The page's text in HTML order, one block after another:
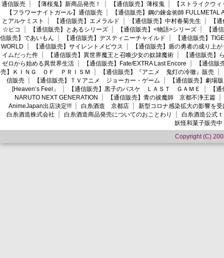
通信販売
【薄桜鬼】新商品発売！ 【通信販売】薄桜鬼
【ストライクウ
【フラワーナイトガール】通信販売
【通信販売】鋼の錬金術師 FULLMETAL
とアルケミスト
【通信販売】エメラルド 【通信販売】中村春菊先生
【
☆ピコ
【通信販売】とあるシリーズ 【通信販売】<物語>シリーズ
【通
信販売】であいもん
【通信販売】デスティニーチャイルド
【通信販売】
WORLD
【通信販売】サイレントメビウス
【通信販売】盾の勇者の成り上が
イムだった件
【通信販売】異世界魔王と召喚少女の奴隷魔術
【通信販売】
ゼロから始める異世界生活
【通信販売】Fate/EXTRA Last Encore
【通信
売】ＫＩＮＧ ＯＦ ＰＲＩＳＭ
【通信販売】『アニメ 鬼灯の冷徹』販売
信販売
【通信販売】ＴＶアニメ ジョーカー・ゲーム
【通信販売】劇場
[Heaven’s Feel」
【通信販売】黒子のバスケ ＬＡＳＴ ＧＡＭＥ
【
NARUTO NEXT GENERATION
【通信販売】青の祓魔師 京都不浄王篇
AnimeJapan出店決定!!!
白糸酒造 京都店
新型コロナ感染拡大の影響を
白糸酒造株式会社
白糸酒造商品発売についてのおことわり
白糸酒造公式
妖怪和菓子販売中
Copyright (C)